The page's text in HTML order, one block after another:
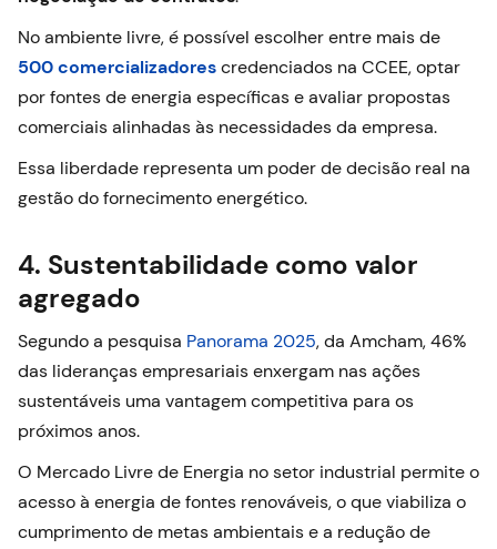
No ambiente livre, é possível escolher entre mais de
500 comercializadorescredenciados na CCEE, optar
por fontes de energia específicas e avaliar propostas
comerciais alinhadas às necessidades da empresa.
Essa liberdade representa um poder de decisão real na
gestão do fornecimento energético.
4. Sustentabilidade como valor
agregado
Segundo a pesquisa Panorama 2025, da Amcham, 46%
das lideranças empresariais enxergam nas ações
sustentáveis uma vantagem competitiva para os
próximos anos.
O Mercado Livre de Energia no setor industrial permite o
acesso à energia de fontes renováveis, o que viabiliza o
cumprimento de metas ambientais e a redução de